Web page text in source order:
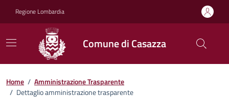
Regione Lombardia
Comune di Casazza
Home / Amministrazione Trasparente
/ Dettaglio amministrazione trasparente